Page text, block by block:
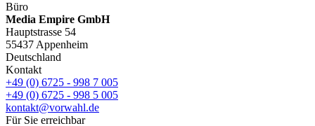
Büro
Media Empire GmbH
Hauptstrasse 54
55437 Appenheim
Deutschland
Kontakt
+49 (0) 6725 - 998 7 005
+49 (0) 6725 - 998 5 005
kontakt@vorwahl.de
Für Sie erreichbar